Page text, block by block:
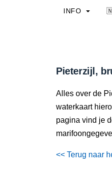
INFO
Pieterzijl,
Alles over de
waterkaart
pagina vind je
<< Terug naar